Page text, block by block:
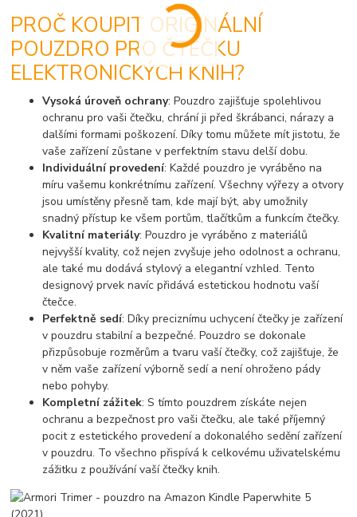
PROČ KOUPIT ORIGINÁLNÍ
POUZDRO PRO ČTEČKU
ELEKTRONICKÝCH KNIH?
Vysoká úroveň ochrany: Pouzdro zajišťuje spolehlivou
ochranu pro vaši čtečku, chrání ji před škrábanci, nárazy a
dalšími formami poškození. Díky tomu můžete mít jistotu, že
vaše zařízení zůstane v perfektním stavu delší dobu.
Individuální provedení: Každé pouzdro je vyráběno na
míru vašemu konkrétnímu zařízení. Všechny výřezy a otvory
jsou umístěny přesně tam, kde mají být, aby umožnily
snadný přístup ke všem portům, tlačítkům a funkcím čtečky.
Kvalitní materiály: Pouzdro je vyráběno z materiálů
nejvyšší kvality, což nejen zvyšuje jeho odolnost a ochranu,
ale také mu dodává stylový a elegantní vzhled. Tento
designový prvek navíc přidává estetickou hodnotu vaší
čtečce.
Perfektně sedí: Díky preciznímu uchycení čtečky je zařízení
v pouzdru stabilní a bezpečné. Pouzdro se dokonale
přizpůsobuje rozměrům a tvaru vaší čtečky, což zajišťuje, že
v něm vaše zařízení výborně sedí a není ohroženo pády
nebo pohyby.
Kompletní zážitek: S tímto pouzdrem získáte nejen
ochranu a bezpečnost pro vaši čtečku, ale také příjemný
pocit z estetického provedení a dokonalého sedění zařízení
v pouzdru. To všechno přispívá k celkovému uživatelskému
zážitku z používání vaší čtečky knih.